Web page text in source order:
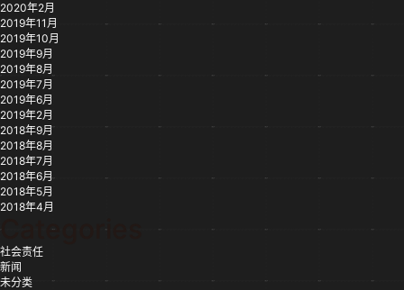
2020年2月
2019年11月
2019年10月
2019年9月
2019年8月
2019年7月
2019年6月
2019年2月
2018年9月
2018年8月
2018年7月
2018年6月
2018年5月
2018年4月
Categories
社会责任
新闻
未分类